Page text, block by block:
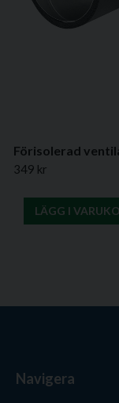
349 kr
LÄGG I
Navigera